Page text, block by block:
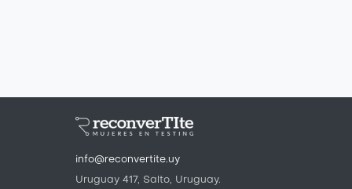
info@reconvertite.uy
Uruguay 417, Salto, Uruguay.